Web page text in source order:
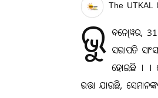
The UTKAL
ଭୁ ବନୋ୍ୱର,
ସଭାପତି
ହୋଇଛି । ।
ଭତ୍ତା ଯାଉଛି,